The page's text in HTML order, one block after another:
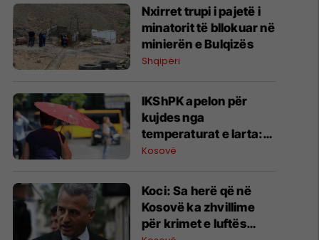
Nxirret trupi i pajetë i
minatorit të bllokuar në
minierën e Bulqizës
Shqipëri
IKShPK apelon për
kujdes nga
temperaturat e larta:
Mos i lini fëmijët vetëm
të moshuarit
Kosovë
Koci: Sa herë që në
Kosovë ka zhvillime
për krimet e luftës